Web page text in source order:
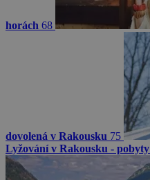
horách 68
dovolená v Rakousku 75
Lyžování v Rakousku - pobyty